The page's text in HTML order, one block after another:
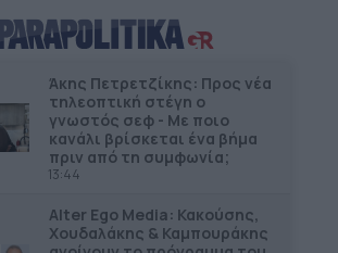
του Παλαιού
Γυμνασίου Πύλου
ΔΗΜΟΙ13.06
στο εκκλησάκι της
του Σωτήρος
ΔΗΜΟΙ
80% η κατασκευή δικτύου
στο Μαραθώνα
Άκης Πετρετζίκης: Προς νέα
τηλεοπτική στέγη ο
γνωστός σεφ - Με ποιο
κανάλι βρίσκεται ένα βήμα
πριν από τη συμφωνία;
13:44
Alter Ego Media: Κακούσης,
Χουδαλάκης & Καμπουράκης